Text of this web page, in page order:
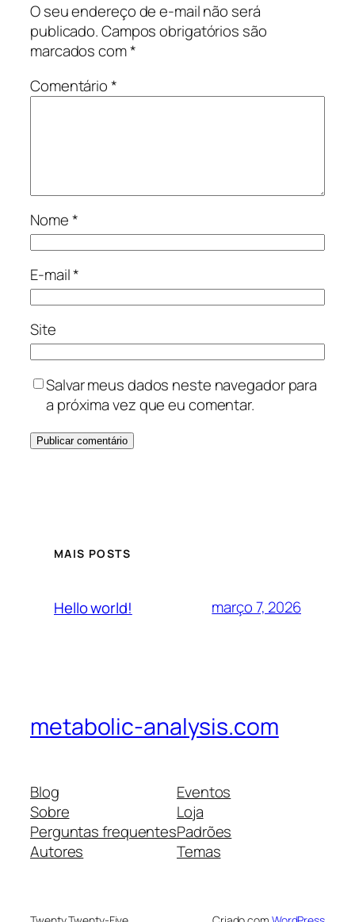
O seu endereço de e-mail não será
publicado.Campos obrigatórios são
marcados com*
Comentário*
Nome*
E-mail*
Site
Salvar meus dados neste navegador para
a próxima vez que eu comentar.
MAIS POSTS
Hello world! março 7, 2026
metabolic-analysis.com
Blog
Sobre
Perguntas frequentes
Autores
Eventos
Loja
Padrões
Temas